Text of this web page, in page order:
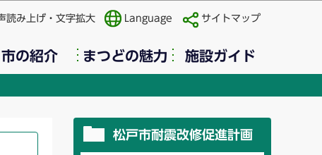
読み上げ・文字拡大 Language サイトマップ
市の紹介 まつどの魅力 施設ガイド
松戸市耐震改修促進計画